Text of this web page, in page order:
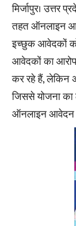
मिर्जापुर। उत्तर
तहत ऑनलाइन
इच्छुक आवेदकों
आवेदकों का आरोप
कर रहे हैं, लेकिन
जिससे योजना का
ऑनलाइन आवेदन